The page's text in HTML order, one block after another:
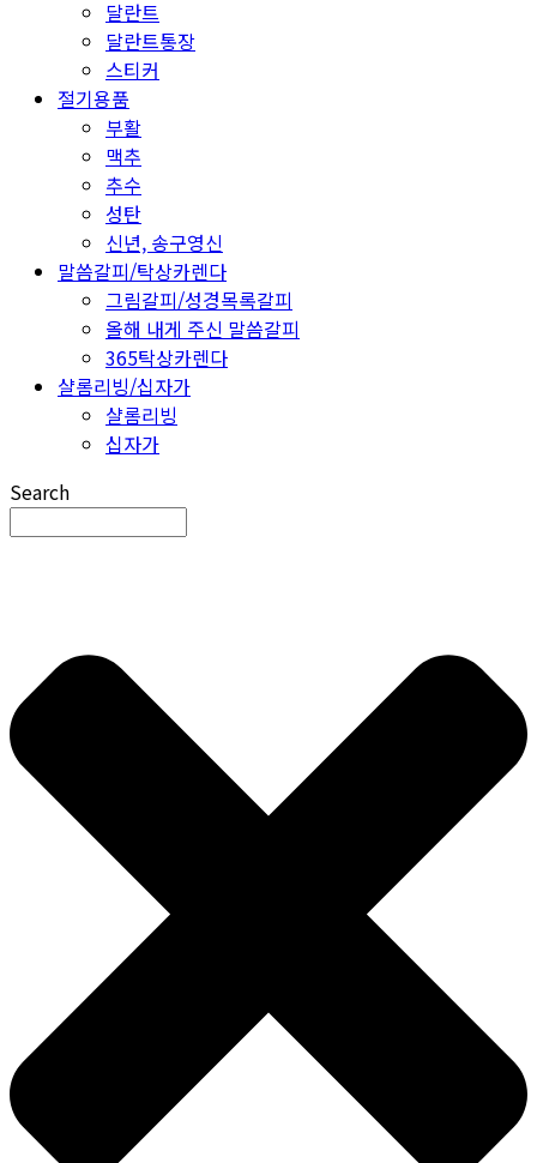
달란트
달란트통장
스티커
절기용품
부활
맥추
추수
성탄
신년, 송구영신
말씀갈피/탁상카렌다
그림갈피/성경목록갈피
올해 내게 주신 말씀갈피
365탁상카렌다
샬롬리빙/십자가
샬롬리빙
십자가
Search